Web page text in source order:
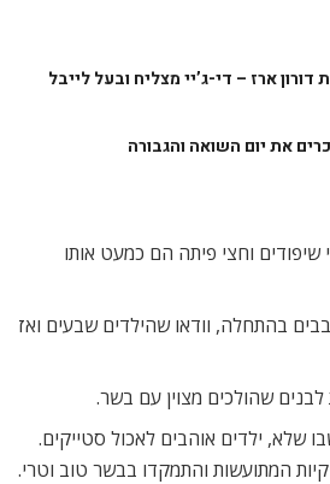
דורון ארז – די-ג’יי מצליח ובעל לייבל
את יום השואה והגבורה
שיפודים וחצי פיתה הם כמעט אותו
בהתחלה, וודאו שהילדים שבעים ואז
שלא, ילדים אוהבים לאכול סטייקים.
המתועשות והתמקדו בבשר טוב וטרי.